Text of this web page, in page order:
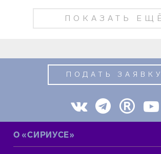
ПОКАЗАТЬ ЕЩЁ
ПОДАТЬ ЗАЯВКУ
О «СИРИУСЕ»